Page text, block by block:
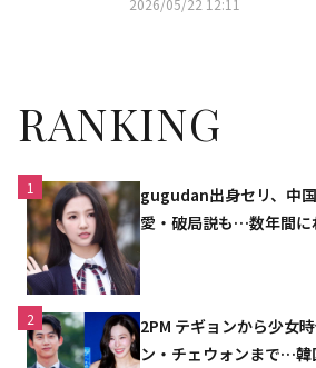
RANKING
1
gugudan出身セリ、中
愛・破局説も…数年間に
2
2PM テギョンから少女
ン・チェウォンまで…韓